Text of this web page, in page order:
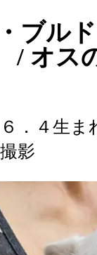
ブル
オス
．４生ま
影